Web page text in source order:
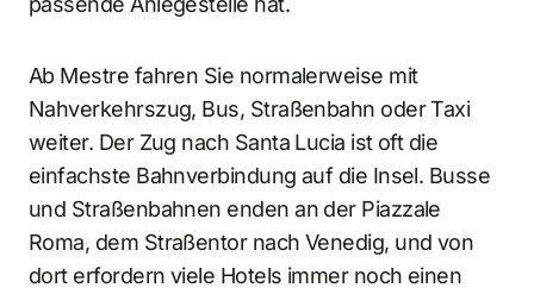
Ab Mestre fahren Sie normalerweise mit
Nahverkehrszug, Bus, Straßenbahn oder Taxi
weiter. Der Zug nach Santa Lucia ist oft die
einfachste Bahnverbindung auf die Insel. Busse
und Straßenbahnen enden an der Piazzale
Roma, dem Straßentor nach Venedig, und von
dort erfordern viele Hotels immer noch einen